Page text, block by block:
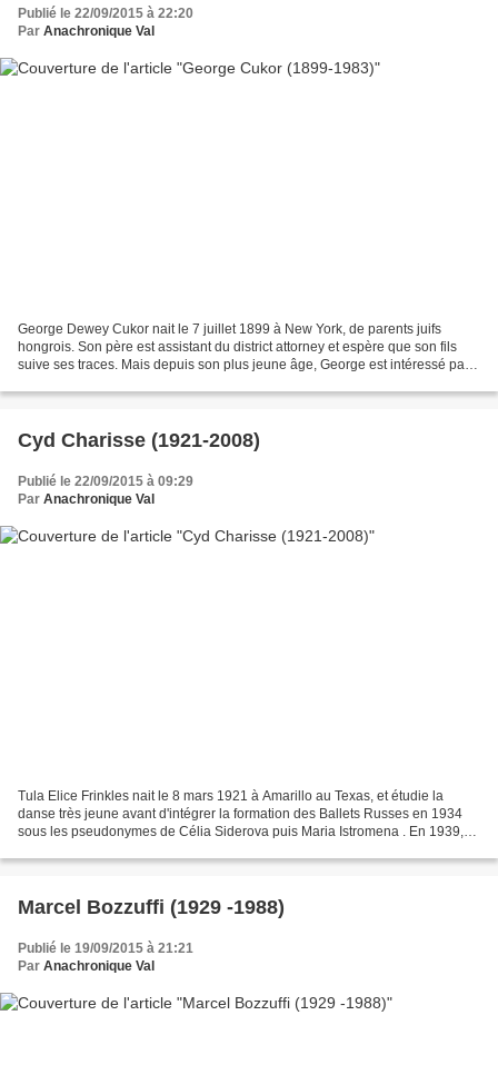
Publié le 22/09/2015 à 22:20
Par Anachronique Val
George Dewey Cukor nait le 7 juillet 1899 à New York, de parents juifs
hongrois. Son père est assistant du district attorney et espère que son fils
suive ses traces. Mais depuis son plus jeune âge, George est intéressé par
Cyd Charisse (1921-2008)
Publié le 22/09/2015 à 09:29
Par Anachronique Val
Tula Elice Frinkles nait le 8 mars 1921 à Amarillo au Texas, et étudie la
danse très jeune avant d'intégrer la formation des Ballets Russes en 1934
sous les pseudonymes de Célia Siderova puis Maria Istromena . En 1939,
Marcel Bozzuffi (1929 -1988)
Publié le 19/09/2015 à 21:21
Par Anachronique Val